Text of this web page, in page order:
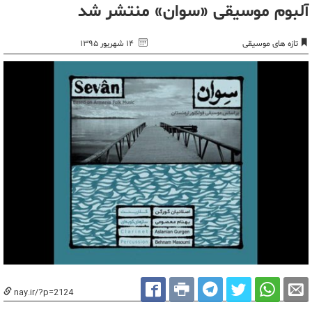
آلبوم موسیقی «سوان» منتشر شد
تازه های موسیقی ۱۴ شهریور ۱۳۹۵
nay.ir/?p=2124